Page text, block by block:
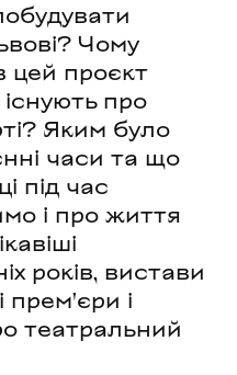
Чому
цей проєкт
існують про
Яким було
часи та що
під час
і про життя
років, вистави
прем'єри і
театральний